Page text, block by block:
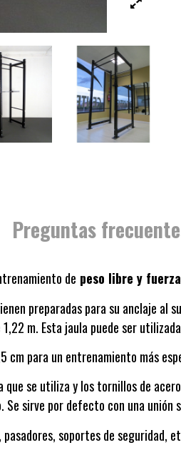
Preguntas
de peso libre y fuerza
preparadas para su anclaje
m. Esta jaula puede ser
para un entrenamiento más
que se utiliza y los tornillos de
Se sirve por defecto con una unión
soportes de seguridad,